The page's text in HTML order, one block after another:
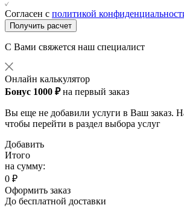
Согласен с политикой
Получить расчет
С Вами свяжется наш специалист
Онлайн калькулятор
Бонус 1000 ₽на первый заказ
Вы еще не добавили услуги в Ваш заказ.
чтобы перейти в раздел выбора услуг
Добавить
Итого
на сумму:
0 ₽
Оформить заказ
До бесплатной доставки